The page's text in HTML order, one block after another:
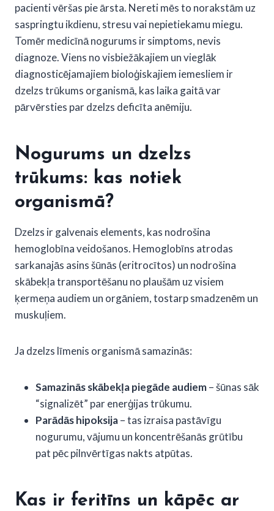
pacienti vēršas pie ārsta. Nereti mēs to norakstām uz
saspringtu ikdienu, stresu vai nepietiekamu miegu.
Tomēr medicīnā nogurums ir simptoms, nevis
diagnoze. Viens no visbiežākajiem un vieglāk
diagnosticējamajiem bioloģiskajiem iemesliem ir
dzelzs trūkums organismā, kas laika gaitā var
pārvērsties par dzelzs deficīta anēmiju.
Nogurums un dzelzs
trūkums: kas notiek
organismā?
Dzelzs ir galvenais elements, kas nodrošina
hemoglobīna veidošanos. Hemoglobīns atrodas
sarkanajās asins šūnās (eritrocītos) un nodrošina
skābekļa transportēšanu no plaušām uz visiem
ķermeņa audiem un orgāniem, tostarp smadzenēm un
muskuļiem.
Ja dzelzs līmenis organismā samazinās:
Samazinās skābekļa piegāde audiem– šūnas sāk
“signalizēt” par enerģijas trūkumu.
Parādās hipoksija– tas izraisa pastāvīgu
nogurumu, vājumu un koncentrēšanās grūtību
pat pēc pilnvērtīgas nakts atpūtas.
Kas ir feritīns un kāpēc ar